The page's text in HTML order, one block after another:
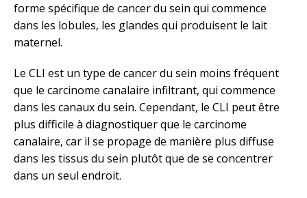
forme spécifique de cancer du sein qui commence
dans les lobules, les glandes qui produisent le lait
maternel.
Le CLI est un type de cancer du sein moins fréquent
que le carcinome canalaire infiltrant, qui commence
dans les canaux du sein. Cependant, le CLI peut être
plus difficile à diagnostiquer que le carcinome
canalaire, car il se propage de manière plus diffuse
dans les tissus du sein plutôt que de se concentrer
dans un seul endroit.